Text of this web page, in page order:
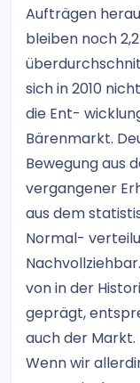
Aufträgen
bleiben noch
sich in 2010
die Ent-
Bärenmarkt.
Bewegung aus
vergangener
aus dem
Normal-
von in der
geprägt,
auch der Markt.
Wenn wir